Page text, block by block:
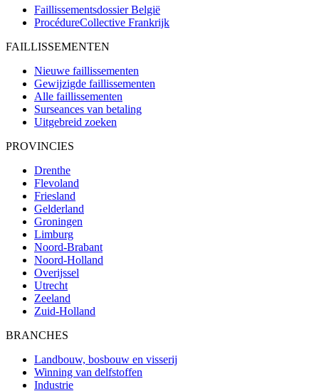
Faillissementsdossier België
ProcédureCollective Frankrijk
FAILLISSEMENTEN
Nieuwe faillissementen
Gewijzigde faillissementen
Alle faillissementen
Surseances van betaling
Uitgebreid zoeken
PROVINCIES
Drenthe
Flevoland
Friesland
Gelderland
Groningen
Limburg
Noord-Brabant
Noord-Holland
Overijssel
Utrecht
Zeeland
Zuid-Holland
BRANCHES
Landbouw, bosbouw en visserij
Winning van delfstoffen
Industrie